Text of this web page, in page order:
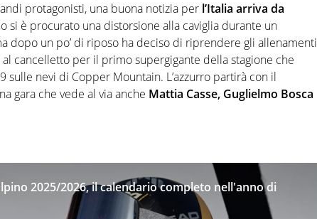
protagonisti, una buona notizia per l’Italia arriva da
si è procurato una distorsione alla caviglia durante un
dopo un po’ di riposo ha deciso di riprendere gli allenamenti
cancelletto per il primo supergigante della stagione che
sulle nevi di Copper Mountain. L’azzurro partirà con il
gara che vede al via anche Mattia Casse, Guglielmo Bosca
2025/2026, il calendario completo nell'anno di